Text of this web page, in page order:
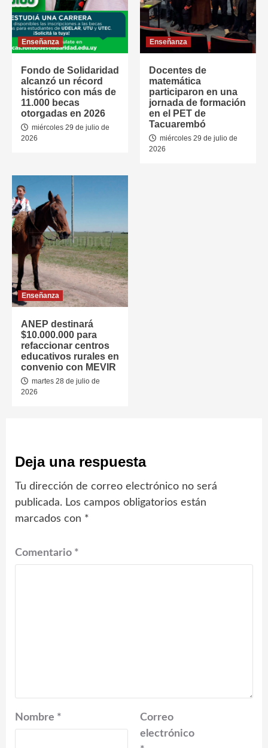
Enseñanza
Fondo de Solidaridad
alcanzó un récord
histórico con más de
11.000 becas
otorgadas en 2026
miércoles 29 de julio de
2026
Enseñanza
Docentes de
matemática
participaron en una
jornada de formación
en el PET de
Tacuarembó
miércoles 29 de julio de
2026
Enseñanza
ANEP destinará
$10.000.000 para
refaccionar centros
educativos rurales en
convenio con MEVIR
martes 28 de julio de
2026
Deja una respuesta
Tu dirección de correo electrónico no será
publicada. Los campos obligatorios están
marcados con *
Comentario *
Nombre *
Correo
electrónico